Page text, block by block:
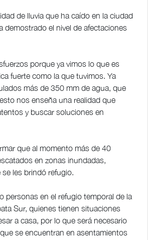
de lluvia que ha caído en la ciudad
demostrado el nivel de afectaciones
porque ya vimos lo que es
fuerte como la que tuvimos. Ya
más de 350 mm de agua, que
nos enseña una realidad que
y buscar soluciones en
que al momento más de 40
en zonas inundadas,
les brindó refugio.
personas en el refugio temporal de la
Sur, quienes tienen situaciones
a casa, por lo que será necesario
se encuentran en asentamientos